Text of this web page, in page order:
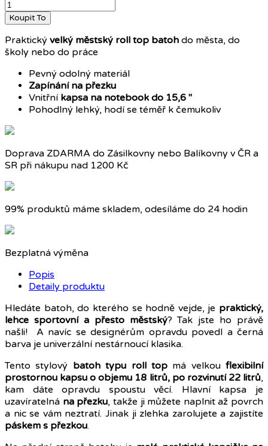
Koupit To
Praktický velký městský roll top batoh do města, do
školy nebo do práce
Pevný odolný materiál
Zapínání na přezku
Vnitřní kapsa na notebook do 15,6 "
Pohodlný lehký, hodí se téměř k čemukoliv
Doprava ZDARMA do Zásilkovny nebo Balíkovny v ČR a
SR při nákupu nad 1200 Kč
99% produktů máme skladem, odesíláme do 24 hodin
Bezplatná výměna
Popis
Detaily produktu
Hledáte batoh, do kterého se hodně vejde, je praktický,
lehce sportovní a přesto městský? Tak jste ho právě
našli! A navíc se designérům opravdu povedl a černá
barva je univerzální nestárnoucí klasika.
Tento stylový batoh typu roll topmá velkou flexibilní
prostornou kapsu o objemu 18 litrů, po rozvinutí 22 litrů,
kam dáte opravdu spoustu věcí. Hlavní kapsa je
uzavíratelná na přezku, takže ji můžete naplnit až povrch
a nic se vám neztratí. Jinak ji zlehka zarolujete a zajistíte
páskem s přezkou.